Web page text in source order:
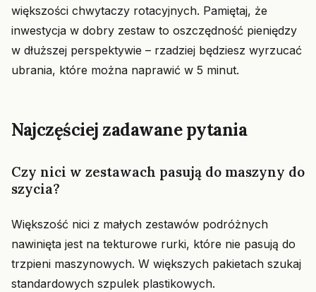
większości chwytaczy rotacyjnych. Pamiętaj, że
inwestycja w dobry zestaw to oszczędność pieniędzy
w dłuższej perspektywie – rzadziej będziesz wyrzucać
ubrania, które można naprawić w 5 minut.
Najczęściej zadawane pytania
Czy nici w zestawach pasują do maszyny do
szycia?
Większość nici z małych zestawów podróżnych
nawinięta jest na tekturowe rurki, które nie pasują do
trzpieni maszynowych. W większych pakietach szukaj
standardowych szpulek plastikowych.